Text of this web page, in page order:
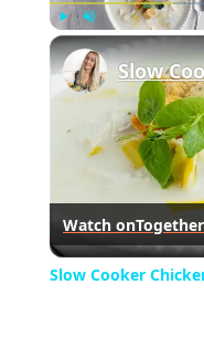
Play Unmute
Watch on
Slow Cooker